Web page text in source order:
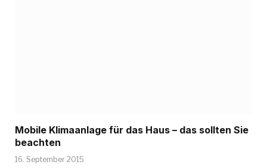
Mobile Klimaanlage für das Haus – das sollten Sie
beachten
16. September 2015